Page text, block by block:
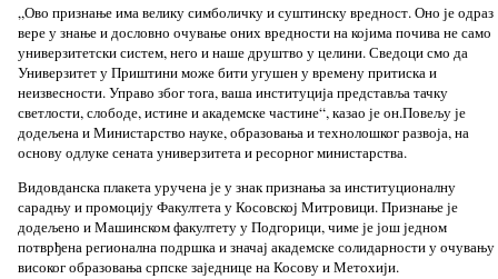
„Ово признање има велику симболичку и суштинску вредност. Оно је одраз
вере у знање и дословно очување оних вредности на којима почива не само
универзитетски систем, него и наше друштво у целини. Сведоци смо да
Универзитет у Приштини може бити угушен у времену притиска и
неизвесности. Управо због тога, ваша институција представља тачку
светлости, слободе, истине и академске частине“, казао је он.Повељу је
додељена и Министарство науке, образовања и технолошког развоја, на
основу одлуке сената универзитета и ресорног министарства.
Видовданска плакета уручена је у знак признања за институционалну
сарадњу и промоцију Факултета у Косовској Митровици. Признање је
додељено и Машинском факултету у Подгорици, чиме је још једном
потврђена регионална подршка и значај академске солидарности у очувању
високог образовања српске заједнице на Косову и Метохији.